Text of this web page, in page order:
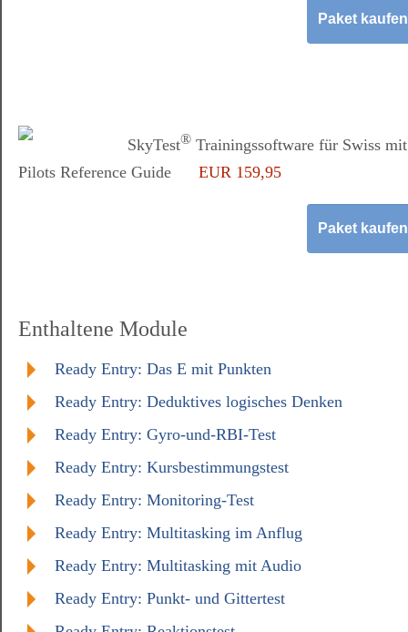
SkyTest® Trainingssoftware für Swiss mit
Pilots Reference Guide
EUR 159,95
Enthaltene Module
Ready Entry: Das E mit Punkten
Ready Entry: Deduktives logisches Denken
Ready Entry: Gyro-und-RBI-Test
Ready Entry: Kursbestimmungstest
Ready Entry: Monitoring-Test
Ready Entry: Multitasking im Anflug
Ready Entry: Multitasking mit Audio
Ready Entry: Punkt- und Gittertest